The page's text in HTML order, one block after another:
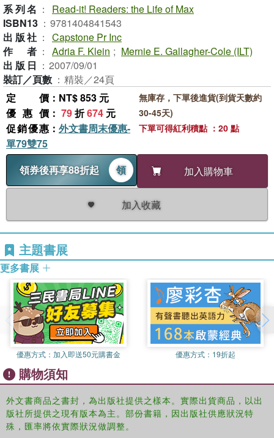
系列名 ：
Read-it! Readers: the Life of Max
ISBN13 ： 9781404841543
出版社 ： Capstone Pr Inc
作者 ： Adria F. Klein ; Mernie E. Gallagher-Cole (ILT)
出版日 ： 2007/09/01
裝訂／頁數 ： 精裝／24頁
定價 ：NT$ 853 元
優惠價 ： 79折674 元
促銷優惠 ： 外文書周末優惠-
單79雙75
領券後再享88折起
領 加入購物車
加入收藏
無庫存，下單後進貨(到貨天數約
30-45天)
下單可得紅利積點 ：20 點
主題書展
更多書展
優惠方式： 加入即送50元購書金 優惠方式： 19折起
購物須知
外文書商品之書封，為出版社提供之樣本。實際出貨商品，以出
版社所提供之現有版本為主。部份書籍，因出版社供應狀況特
殊，匯率將依實際狀況做調整。